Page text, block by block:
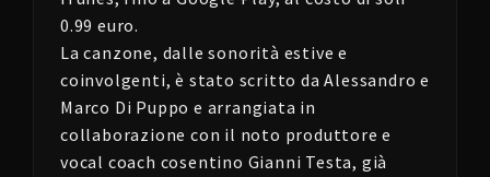
0.99 euro.
La canzone, dalle sonorità estive e
coinvolgenti, è stato scritto da Alessandro e
Marco Di Puppo e arrangiata in
collaborazione con il noto produttore e
vocal coach cosentino Gianni Testa, già